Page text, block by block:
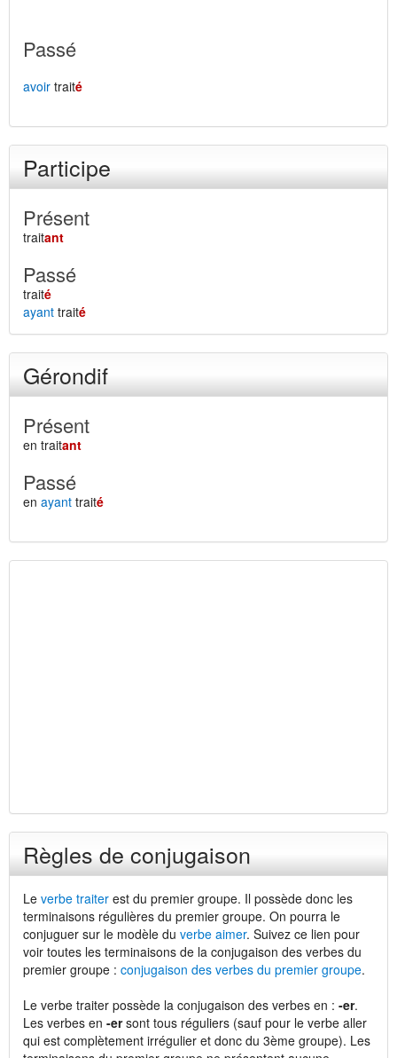
Passé
avoir traité
Participe
Présent
traitant
Passé
traité
ayant traité
Gérondif
Présent
en traitant
Passé
en ayant traité
Règles de conjugaison
Le verbe traiter est du premier groupe. Il possède donc les
terminaisons régulières du premier groupe. On pourra le
conjuguer sur le modèle du verbe aimer. Suivez ce lien pour
voir toutes les terminaisons de la conjugaison des verbes du
premier groupe : conjugaison des verbes du premier groupe.
Le verbe traiter possède la conjugaison des verbes en : -er.
Les verbes en -ersont tous réguliers (sauf pour le verbe aller
qui est complètement irrégulier et donc du 3ème groupe). Les